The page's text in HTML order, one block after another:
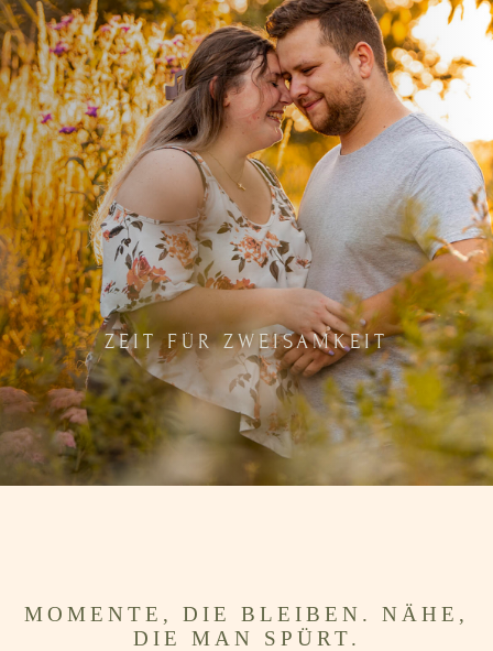
ZEIT FÜR ZWEISAMKEIT
MOMENTE, DIE BLEIBEN. NÄHE,
DIE MAN SPÜRT.